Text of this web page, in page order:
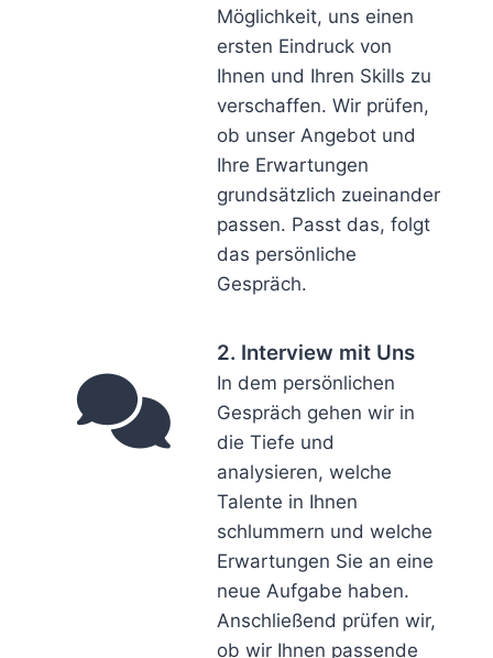
Möglichkeit, uns einen
ersten Eindruck von
Ihnen und Ihren Skills zu
verschaffen. Wir prüfen,
ob unser Angebot und
Ihre Erwartungen
grundsätzlich zueinander
passen. Passt das, folgt
das persönliche
Gespräch.
2. Interview mit Uns
In dem persönlichen
Gespräch gehen wir in
die Tiefe und
analysieren, welche
Talente in Ihnen
schlummern und welche
Erwartungen Sie an eine
neue Aufgabe haben.
Anschließend prüfen wir,
ob wir Ihnen passende